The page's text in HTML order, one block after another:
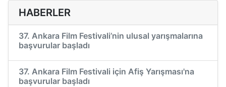
HABERLER
37. Ankara Film Festivali’nin ulusal yarışmalarına
başvurular başladı
37. Ankara Film Festivali için Afiş Yarışması'na
başvurular başladı